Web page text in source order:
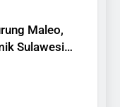
Maleo,
Sulawesi
Punah